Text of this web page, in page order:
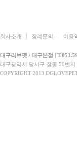
회사소개 장례문의 이용
대구러브펫 / 대구본점 |
대구광역시 달서구 장동 50번
COPYRIGHT 2013